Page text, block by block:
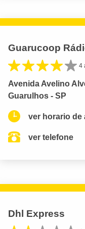
Guarucoop
4
Avenida Avelino
Guarulhos - SP
ver horario de
ver telefone
Dhl Express